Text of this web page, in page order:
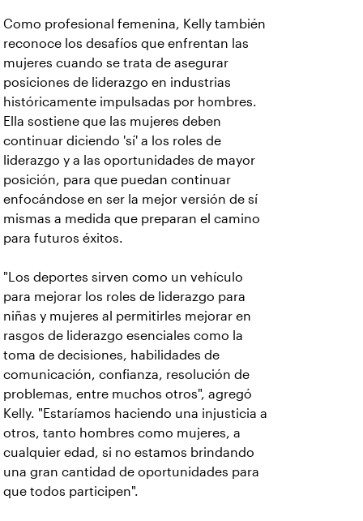
Como profesional femenina, Kelly también
reconoce los desafíos que enfrentan las
mujeres cuando se trata de asegurar
posiciones de liderazgo en industrias
históricamente impulsadas por hombres.
Ella sostiene que las mujeres deben
continuar diciendo 'sí' a los roles de
liderazgo y a las oportunidades de mayor
posición, para que puedan continuar
enfocándose en ser la mejor versión de sí
mismas a medida que preparan el camino
para futuros éxitos.
"Los deportes sirven como un vehículo
para mejorar los roles de liderazgo para
niñas y mujeres al permitirles mejorar en
rasgos de liderazgo esenciales como la
toma de decisiones, habilidades de
comunicación, confianza, resolución de
problemas, entre muchos otros", agregó
Kelly. "Estaríamos haciendo una injusticia a
otros, tanto hombres como mujeres, a
cualquier edad, si no estamos brindando
una gran cantidad de oportunidades para
que todos participen".